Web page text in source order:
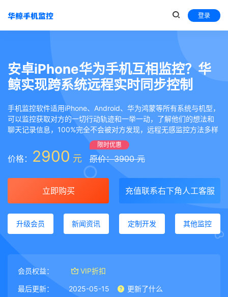
登录
安卓iPhone华为手机互相监控？华
鲸实现跨系统远程实时同步控制
手机监控软件适用iPhone、Android、华为鸿蒙等所有系统与机型，
可以监控获取对方的一切行动轨迹和一举一动，了解他们的想法和
聊天记录信息，100%完全不会被对方发现，远程无感监控方法多样
价格： 2900 元
限时优惠
原价：3900 元
立即购买 充值联系右下角人工客服
升级会员 新闻资讯 定制开发 其他监控
会员权益： VIP折扣
最后更新： 2025-05-15 更新了什么